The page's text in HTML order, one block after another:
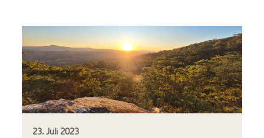
23. Juli 2023